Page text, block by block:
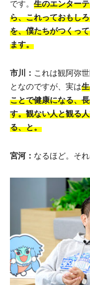
です。 生のエンター
ら、これっておもし
を、僕たちがつくっ
ます。
市川： これは観阿弥
となのですが、実は
ことで健康になる、
す。観ない人と観る
る、と。
宮河： なるほど。そ